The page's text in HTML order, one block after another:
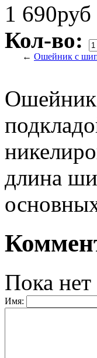
1 690руб
Кол-во:
← Ошейник с
длина
Пока
Имя: